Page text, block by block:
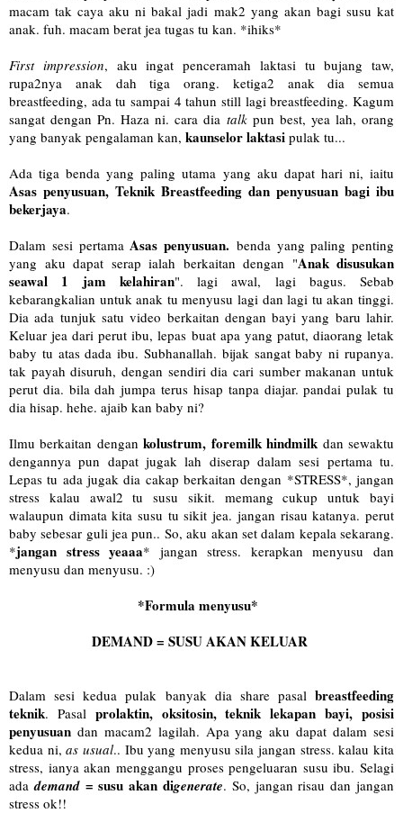
macam tak caya aku ni bakal jadi mak2 yang akan bagi susu kat
anak. fuh. macam berat jea tugas tu kan. *ihiks*
First impression, aku ingat penceramah laktasi tu bujang taw,
rupa2nya anak dah tiga orang. ketiga2 anak dia semua
breastfeeding, ada tu sampai 4 tahun still lagi breastfeeding. Kagum
sangat dengan Pn. Haza ni. cara dia talkpun best, yea lah, orang
yang banyak pengalaman kan, kaunselor laktasi pulak tu...
Ada tiga benda yang paling utama yang aku dapat hari ni, iaitu
Asas penyusuan, Teknik Breastfeeding dan penyusuan bagi ibu
bekerjaya.
Dalam sesi pertama Asas penyusuan. benda yang paling penting
yang aku dapat serap ialah berkaitan dengan "Anak disusukan
seawal 1 jam kelahiran". lagi awal, lagi bagus. Sebab
kebarangkalian untuk anak tu menyusu lagi dan lagi tu akan tinggi.
Dia ada tunjuk satu video berkaitan dengan bayi yang baru lahir.
Keluar jea dari perut ibu, lepas buat apa yang patut, diaorang letak
baby tu atas dada ibu. Subhanallah. bijak sangat baby ni rupanya.
tak payah disuruh, dengan sendiri dia cari sumber makanan untuk
perut dia. bila dah jumpa terus hisap tanpa diajar. pandai pulak tu
dia hisap. hehe. ajaib kan baby ni?
Ilmu berkaitan dengankolustrum, foremilk hindmilk dan sewaktu
dengannya pun dapat jugak lah diserap dalam sesi pertama tu.
Lepas tu ada jugak dia cakap berkaitan dengan *STRESS*, jangan
stress kalau awal2 tu susu sikit. memang cukup untuk bayi
walaupun dimata kita susu tu sikit jea. jangan risau katanya. perut
baby sebesar guli jea pun.. So, aku akan set dalam kepala sekarang.
*jangan stress yeaaa* jangan stress. kerapkan menyusu dan
menyusu dan menyusu. :)
*Formula menyusu*
DEMAND = SUSU AKAN KELUAR
Dalam sesi kedua pulak banyak dia share pasal breastfeeding
teknik. Pasal prolaktin, oksitosin, teknik lekapan bayi, posisi
penyusuan dan macam2 lagilah. Apa yang aku dapat dalam sesi
kedua ni,as usual.. Ibu yang menyusu sila jangan stress. kalau kita
stress, ianya akan menggangu proses pengeluaran susu ibu. Selagi
adademand= susu akan digenerate. So, jangan risau dan jangan
stress ok!!